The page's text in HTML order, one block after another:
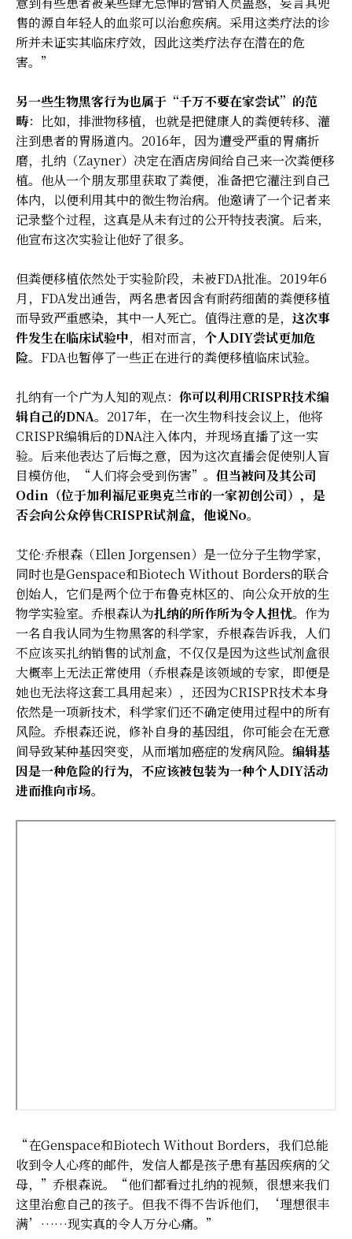
售的源自年轻人的血浆可以治愈疾病。采用这类疗法的诊
所并未证实其临床疗效，因此这类疗法存在潜在的危
害。”
另一些生物黑客行为也属于“千万不要在家尝试”的范
畴：比如，排泄物移植，也就是把健康人的粪便转移、灌
注到患者的胃肠道内。2016年，因为遭受严重的胃痛折
磨，扎纳（Zayner）决定在酒店房间给自己来一次粪便移
植。他从一个朋友那里获取了粪便，准备把它灌注到自己
体内，以便利用其中的微生物治病。他邀请了一个记者来
记录整个过程，这真是从未有过的公开特技表演。后来，
他宣布这次实验让他好了很多。
但粪便移植依然处于实验阶段，未被FDA批准。2019年6
月，FDA发出通告，两名患者因含有耐药细菌的粪便移植
而导致严重感染，其中一人死亡。值得注意的是， 这次事
件发生在临床试验中，相对而言， 个人DIY尝试更加危
险。FDA也暂停了一些正在进行的粪便移植临床试验。
扎纳有一个广为人知的观点： 你可以利用CRISPR技术编
辑自己的DNA。2017年，在一次生物科技会议上，他将
CRISPR编辑后的DNA注入体内，并现场直播了这一实
验。后来他表达了后悔之意，因为这次直播会促使别人盲
目模仿他，“人们将会受到伤害”。 但当被问及其公司
Odin（位于加利福尼亚奥克兰市的一家初创公司），是
否会向公众停售CRISPR试剂盒，他说No。
艾伦·乔根森（Ellen Jorgensen）是一位分子生物学家，
同时也是Genspace和Biotech Without Borders的联合
创始人，它们是两个位于布鲁克林区的、向公众开放的生
物学实验室。乔根森认为扎纳的所作所为令人担忧。作为
一名自我认同为生物黑客的科学家，乔根森告诉我，人们
不应该买扎纳销售的试剂盒，不仅仅是因为这些试剂盒很
大概率上无法正常使用（乔根森是该领域的专家，即便是
她也无法将这套工具用起来），还因为CRISPR技术本身
依然是一项新技术，科学家们还不确定使用过程中的所有
风险。乔根森还说，修补自身的基因组，你可能会在无意
间导致某种基因突变，从而增加癌症的发病风险。 编辑基
因是一种危险的行为，不应该被包装为一种个人DIY活动
进而推向市场。
“在Genspace和Biotech Without Borders，我们总能
收到令人心疼的邮件，发信人都是孩子患有基因疾病的父
母，”乔根森说。“他们都看过扎纳的视频，很想来我们
这里治愈自己的孩子。但我不得不告诉他们，‘理想很丰
满’……现实真的令人万分心痛。”